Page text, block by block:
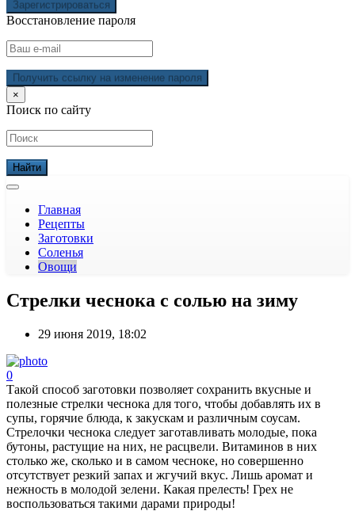
Зарегистрироваться
Восстановление пароля
Получить ссылку на изменение пароля
×
Поиск по сайту
Главная
Рецепты
Заготовки
Соленья
Овощи
Стрелки чеснока с солью на зиму
29 июня 2019, 18:02
0
Такой способ заготовки позволяет сохранить вкусные и
полезные стрелки чеснока для того, чтобы добавлять их в
супы, горячие блюда, к закускам и различным соусам.
Стрелочки чеснока следует заготавливать молодые, пока
бутоны, растущие на них, не расцвели. Витаминов в них
столько же, сколько и в самом чесноке, но совершенно
отсутствует резкий запах и жгучий вкус. Лишь аромат и
нежность в молодой зелени. Какая прелесть! Грех не
воспользоваться такими дарами природы!